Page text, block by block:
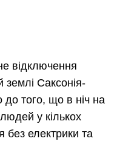
відключення
землі Саксонія-
до того, що в ніч на
у кількох
без електрики та